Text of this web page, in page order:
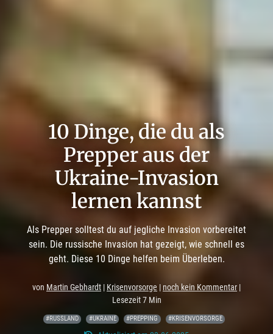
10 Dinge, die du als
Prepper aus der
Ukraine-Invasion
lernen kannst
Als Prepper solltest du auf jegliche Invasion vorbereitet
sein. Die russische Invasion hat gezeigt, wie schnell es
geht. Diese 10 Dinge helfen beim Überleben.
von Martin Gebhardt | Krisenvorsorge | noch kein Kommentar |
Lesezeit 7 Min
#RUSSLAND #UKRAINE #PREPPING #KRISENVORSORGE